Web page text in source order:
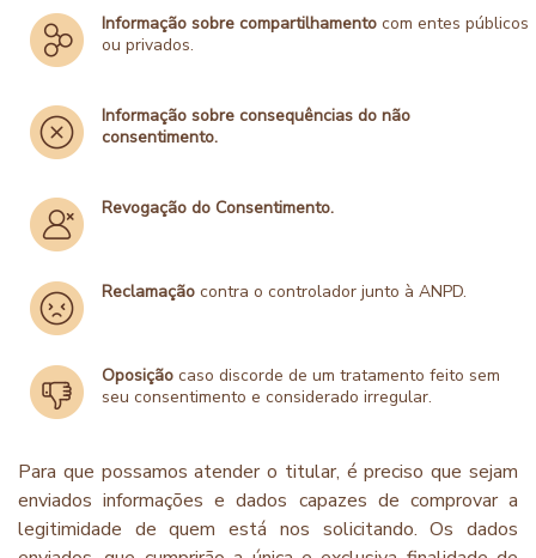
Informação sobre compartilhamento com entes públicos
ou privados.
Informação sobre consequências do não
consentimento.
Revogação do Consentimento.
Reclamação contra o controlador junto à ANPD.
Oposição caso discorde de um tratamento feito sem
seu consentimento e considerado irregular.
Para que possamos atender o titular, é preciso que sejam
enviados informações e dados capazes de comprovar a
legitimidade de quem está nos solicitando. Os dados